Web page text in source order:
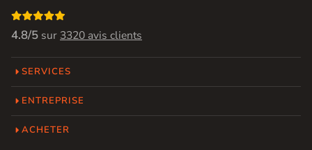

4.8/5 sur 3320 avis clients
SERVICES
ENTREPRISE
ACHETER